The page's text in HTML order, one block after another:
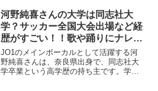
河野純喜さんの大学は同志社大
学？サッカー全国大会出場など経
歴がすごい！！歌や踊りにナレー
ションまでこなすマルチな才能！
JO1のメインボーカルとして活躍する河
野純喜さんは、奈良県出身で、同志社大
学卒業という高学歴の持ち主です。学生